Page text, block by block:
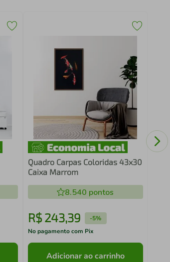
Quadro Carpas Coloridas 43x30
Caixa Marrom
8.540 pontos
R$ 243,39 -5%
No pagamento com Pix
Adicionar ao carrinho